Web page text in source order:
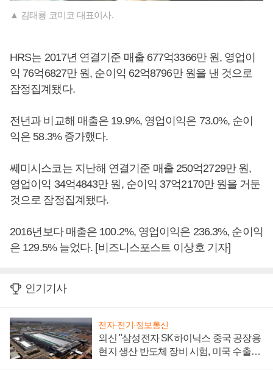
▲ 김태룡 코미코 대표이사.
HRS는 2017년 연결기준 매출 677억3366만 원, 영업이
익 76억6827만 원, 순이익 62억8796만 원을 낸 것으로
잠정집계됐다.
전년과 비교해 매출은 19.9%, 영업이익은 73.0%, 순이
익은 58.3% 증가했다.
쎄미시스코는 지난해 연결기준 매출 250억2729만 원,
영업이익 34억4843만 원, 순이익 37억2170만 원을 거둔
것으로 잠정집계됐다.
2016년보다 매출은 100.2%, 영업이익은 236.3%, 순이익
은 129.5% 늘었다. [비즈니스포스트 이상호 기자]
인기기사
전자·전기·정보통신
외신 "삼성전자 SK하이닉스 중국 공장용
현지 생산 반도체 장비 시험, 미국 수출통